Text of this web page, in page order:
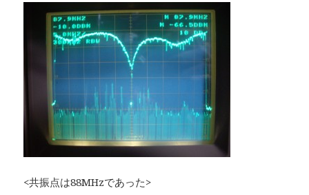
<共振点は88MHzであった>